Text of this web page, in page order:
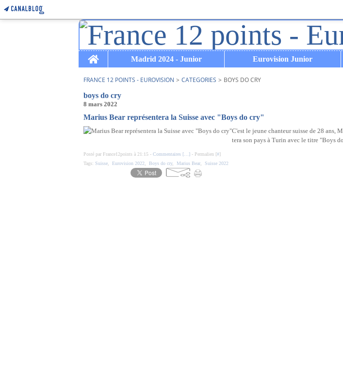
Home
Madrid 2024 - Junior Eurovision Junior
FRANCE 12 POINTS - EUROVISION > CATEGORIES > BOYS DO CRY
boys do cry
8 mars 2022
Marius Bear représentera la Suisse avec "Boys do cry"
C'est le jeune chanteur suisse de 28 ans,
tera son pays à Turin avec le titre "Boys
Posté par France12points à 21:15 - Commentaires [ ] - Permalien [#]
Tags: Suisse Eurovision 2022 Boys do cry, Marius Bear Suisse 2022